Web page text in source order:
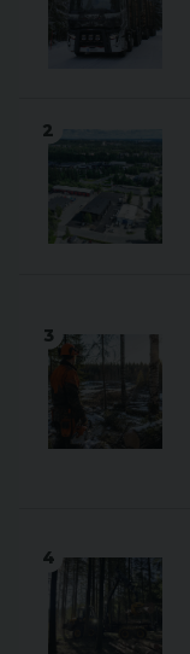
2
3
4